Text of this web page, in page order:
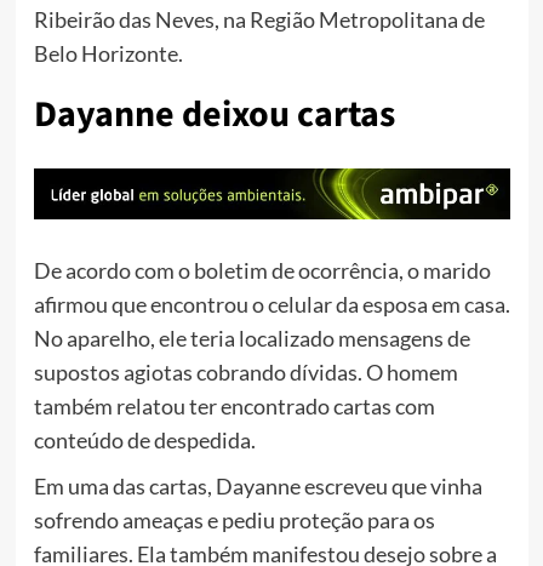
Ribeirão das Neves, na Região Metropolitana de
Belo Horizonte.
Dayanne deixou cartas
De acordo com o boletim de ocorrência, o marido
afirmou que encontrou o celular da esposa em casa.
No aparelho, ele teria localizado mensagens de
supostos agiotas cobrando dívidas. O homem
também relatou ter encontrado cartas com
conteúdo de despedida.
Em uma das cartas, Dayanne escreveu que vinha
sofrendo ameaças e pediu proteção para os
familiares. Ela também manifestou desejo sobre a